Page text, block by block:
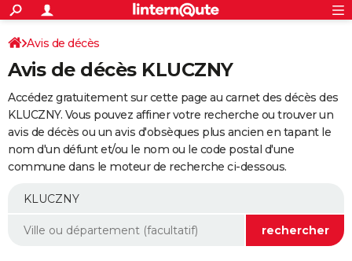
ACTUALITÉS
Politique
Société
Faits Divers
Education
Monde
Villes
+
SPORT
Coupe du monde 2026
Football
Tennis
Cyclisme
Rugby
Forum
Programme TV
TNT
Streaming
Cinéma
Sorties cinéma
Musique
+
FINANCE
Retraite
Epargne
Immobilier
Risques naturels par ville
Banque
Assurance
AUTO
Essais
Réserver un essai
Citadines
Berlines
SUV
Forum auto
+
Mobiles
Meilleur smartphone
Internet
Ordinateurs
Jeux vidéo
Guide high-tech
Aménagement intérieur
Avis de décès
Avis de décès KLUCZNY
Accédez gratuitement sur cette page au carnet des décès des
KLUCZNY. Vous pouvez affiner votre recherche ou trouver un
avis de décès ou un avis d'obsèques plus ancien en tapant le
nom d'un défunt et/ou le nom ou le code postal d'une
commune dans le moteur de recherche ci-dessous.